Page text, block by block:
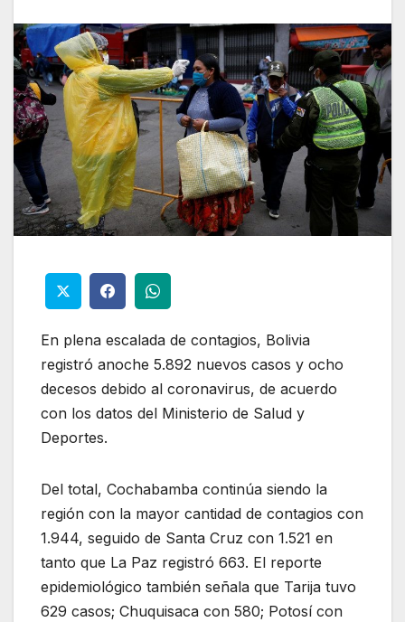
En plena escalada de contagios, Bolivia
registró anoche 5.892 nuevos casos y ocho
decesos debido al coronavirus, de acuerdo
con los datos del Ministerio de Salud y
Deportes.
Del total, Cochabamba continúa siendo la
región con la mayor cantidad de contagios con
1.944, seguido de Santa Cruz con 1.521 en
tanto que La Paz registró 663. El reporte
epidemiológico también señala que Tarija tuvo
629 casos; Chuquisaca con 580; Potosí con